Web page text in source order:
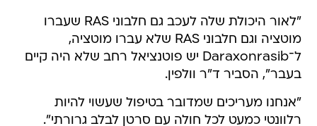
"לאור היכולת שלה לעכב גם חלבוני RAS שעברו
מוטציה וגם חלבוני RAS שלא עברו מוטציה,
ל־Daraxonrasib יש פוטנציאל רחב שלא היה קיים
בעבר", הסביר ד"ר וולפין.
"אנחנו מעריכים שמדובר בטיפול שעשוי להיות
רלוונטי כמעט לכל חולה עם סרטן לבלב גרורתי".